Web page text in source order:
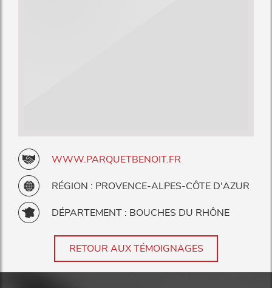
WWW.PARQUETBENOIT.FR
RÉGION : PROVENCE-ALPES-CÔTE D'AZUR
DÉPARTEMENT : BOUCHES DU RHÔNE
RETOUR AUX TÉMOIGNAGES